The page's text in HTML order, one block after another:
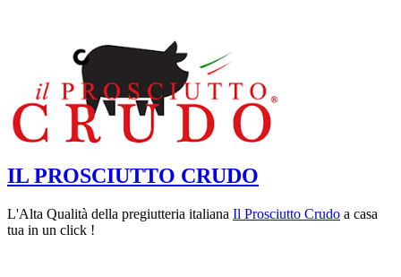
IL PROSCIUTTO CRUDO
L'Alta Qualità della pregiutteria italiana Il Prosciutto Crudo a casa
tua in un click !